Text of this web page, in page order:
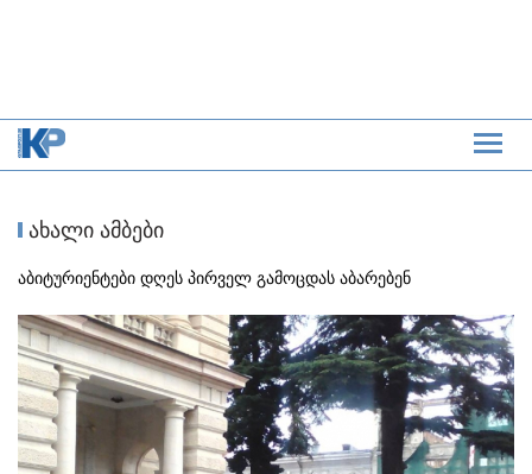
ახალი ამბები
აბიტურიენტები დღეს პირველ გამოცდას აბარებენ